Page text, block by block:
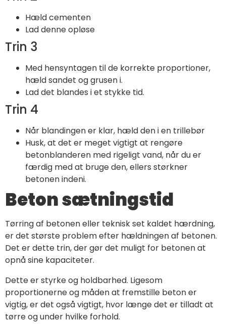
Hæld cementen
Lad denne opløse
Trin 3
Med hensyntagen til de korrekte proportioner,
hæld sandet og grusen i.
Lad det blandes i et stykke tid.
Trin 4
Når blandingen er klar, hæld den i en trillebør
Husk, at det er meget vigtigt at rengøre
betonblanderen med rigeligt vand, når du er
færdig med at bruge den, ellers størkner
betonen indeni.
Beton sætningstid
Tørring af betonen eller teknisk set kaldet hærdning,
er det største problem efter hældningen af betonen.
Det er dette trin, der gør det muligt for betonen at
opnå sine kapaciteter.
Dette er styrke og holdbarhed. Ligesom
proportionerne og måden at fremstille beton er
vigtig, er det også vigtigt, hvor længe det er tilladt at
tørre og under hvilke forhold.